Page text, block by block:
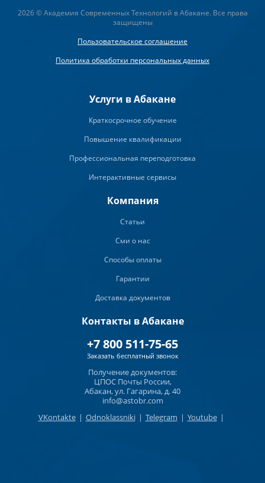
2026 © Академия Современных Технологий в Абакане. Все права
защищены
Пользовательское соглашение
Политика обработки персональных данных
Услуги в Абакане
Краткосрочное обучение
Повышение квалификации
Профессиональная переподготовка
Интерактивные сервисы
Компания
Статьи
Сми о нас
Способы оплаты
Гарантии
Доставка документов
Контакты в Абакане
+7 800 511-75-65
Заказать бесплатный звонок
Получение документов:
ЦПОС Почты России,
Абакан, ул. Гагарина, д. 40
info@astobr.com
VKontakte | Odnoklassniki | Telegram | Youtube |